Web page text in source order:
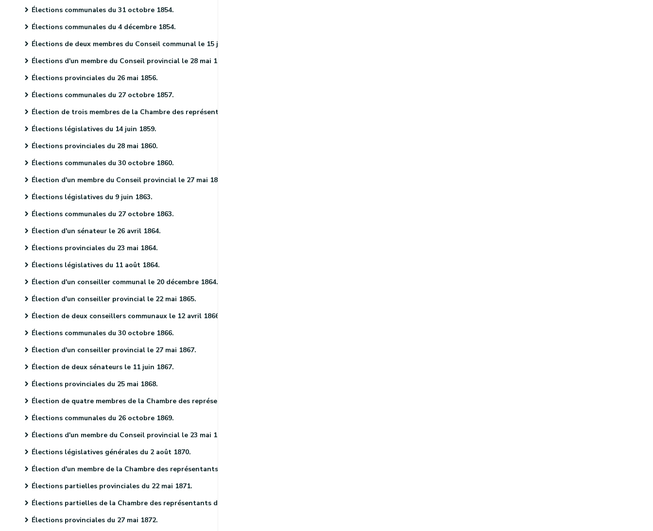
Élections communales du 31 octobre 1854.
Élections communales du 4 décembre 1854.
Élections de deux membres du Conseil communal le 15 janvier 1855.
Élections d'un membre du Conseil provincial le 28 mai 1855.
Élections provinciales du 26 mai 1856.
Élections communales du 27 octobre 1857.
Élection de trois membres de la Chambre des représentants le 10 décembre 1857.
Élections législatives du 14 juin 1859.
Élections provinciales du 28 mai 1860.
Élections communales du 30 octobre 1860.
Élection d'un membre du Conseil provincial le 27 mai 1861.
Élections législatives du 9 juin 1863.
Élections communales du 27 octobre 1863.
Élection d'un sénateur le 26 avril 1864.
Élections provinciales du 23 mai 1864.
Élections législatives du 11 août 1864.
Élection d'un conseiller communal le 20 décembre 1864.
Élection d'un conseiller provincial le 22 mai 1865.
Élection de deux conseillers communaux le 12 avril 1866.
Élections communales du 30 octobre 1866.
Élection d'un conseiller provincial le 27 mai 1867.
Élection de deux sénateurs le 11 juin 1867.
Élections provinciales du 25 mai 1868.
Élection de quatre membres de la Chambre des représentants le 9 juin 1868.
Élections communales du 26 octobre 1869.
Élections d'un membre du Conseil provincial le 23 mai 1870.
Élections législatives générales du 2 août 1870.
Élection d'un membre de la Chambre des représentants le 29 septembre 1870.
Élections partielles provinciales du 22 mai 1871.
Élections partielles de la Chambre des représentants du 27 décembre 1871.
Élections provinciales du 27 mai 1872.